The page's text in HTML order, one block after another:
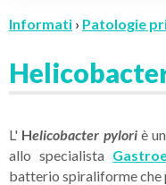
Informati › Patologie
L' Helicobacter pyloriè
allo specialista
batterio spiraliforme che